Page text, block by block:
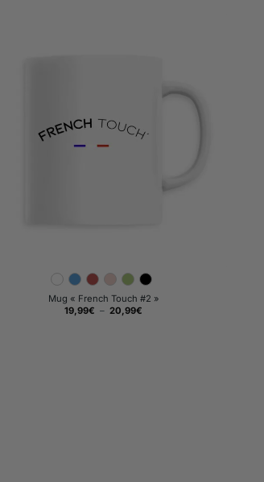
Mug « French Touch #2 »
19,99€ – 20,99€